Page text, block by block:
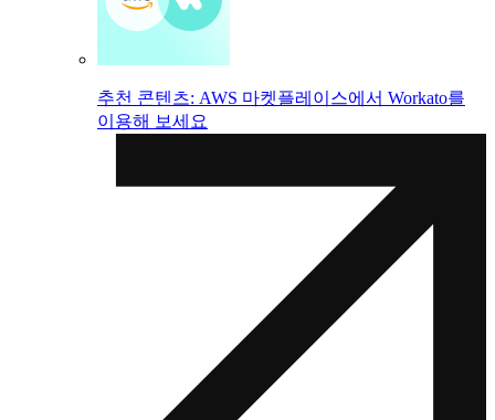
추천 콘텐츠: AWS 마켓플레이스에서 Workato를
이용해 보세요